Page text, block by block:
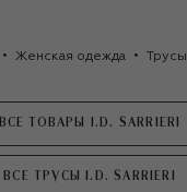
Женская одежда Трусы
ВСЕ ТОВАРЫ I.D. SARRIERI
ВСЕ ТРУСЫ I.D. SARRIERI